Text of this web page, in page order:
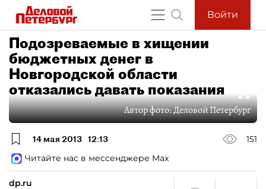
Войти
Подозреваемые в хищении
бюджетных денег в
Новгородской области
отказались давать показания
Автор фото:Деловой Петербург
14 мая 2013 12:13
151
Читайте нас в мессенджере Max
dp.ru